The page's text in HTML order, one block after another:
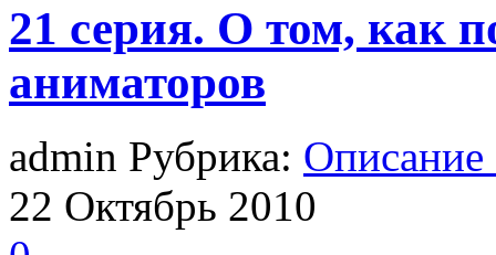
21 серия. О том, как
аниматоров
admin Рубрика:
22 Октябрь 2010